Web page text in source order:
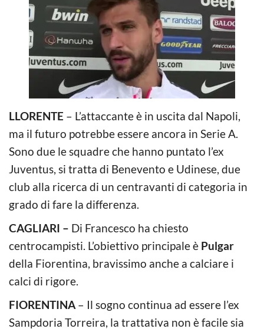
LLORENTE – L’attaccante è in uscita dal Napoli,
ma il futuro potrebbe essere ancora in Serie A.
Sono due le squadre che hanno puntato l’ex
Juventus, si tratta di Benevento e Udinese, due
club alla ricerca di un centravanti di categoria in
grado di fare la differenza.
CAGLIARI – Di Francesco ha chiesto
centrocampisti. L’obiettivo principale è Pulgar
della Fiorentina, bravissimo anche a calciare i
calci di rigore.
FIORENTINA – Il sogno continua ad essere l’ex
Sampdoria Torreira, la trattativa non è facile sia